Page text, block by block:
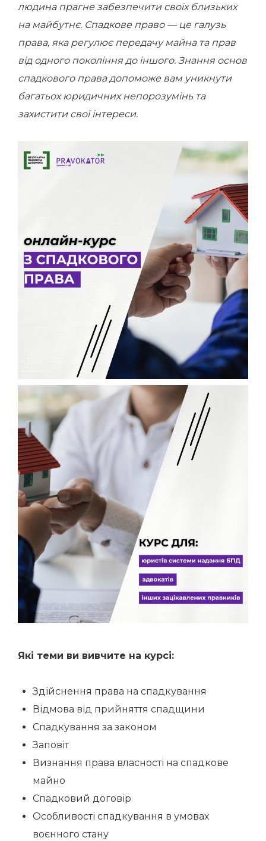
людина прагне забезпечити своїх близьких
на майбутнє. Спадкове право — це галузь
права, яка регулює передачу майна та прав
від одного покоління до іншого. Знання основ
спадкового права допоможе вам уникнути
багатьох юридичних непорозумінь та
захистити свої інтереси.
Які теми ви вивчите на курсі:
Здійснення права на спадкування
Відмова від прийняття спадщини
Спадкування за законом
Заповіт
Визнання права власності на спадкове
майно
Спадковий договір
Особливості спадкування в умовах
воєнного стану